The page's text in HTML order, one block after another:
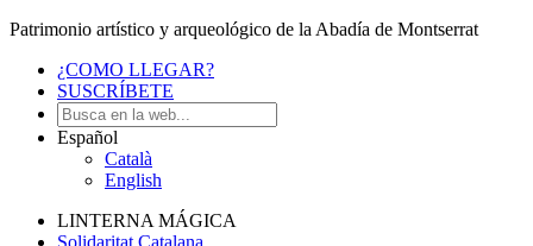
Patrimonio artístico y arqueológico de la Abadía de Montserrat
¿COMO LLEGAR?
SUSCRÍBETE
Español
Català
English
LINTERNA MÁGICA
Solidaritat Catalana